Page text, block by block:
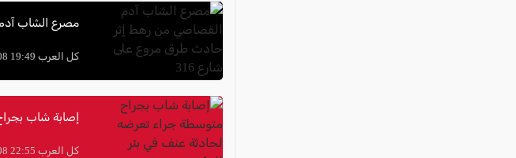
مصرع الشاب
كل العرب 19:49 07/08
إصابة شاب
كل العرب 22:55 07/08